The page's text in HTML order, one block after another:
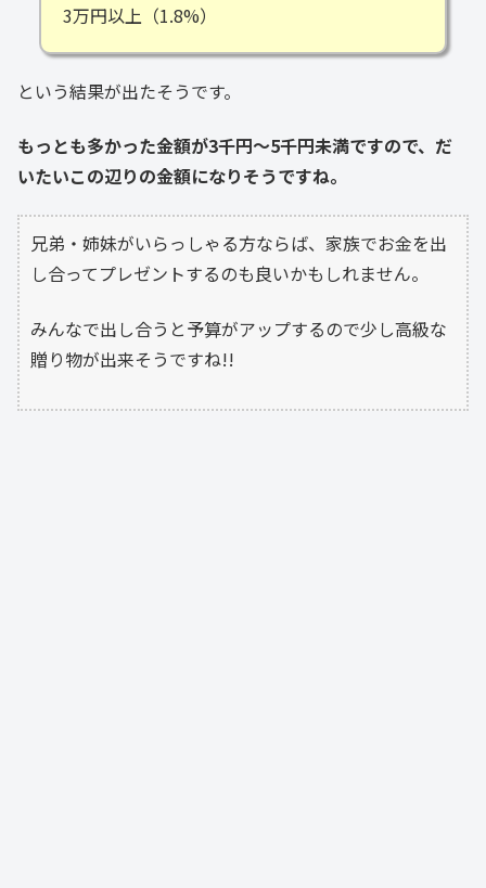
3万円以上（1.8%）
という結果が出たそうです。
もっとも多かった金額が3千円～5千円未満ですので、だ
いたいこの辺りの金額になりそうですね。
兄弟・姉妹がいらっしゃる方ならば、家族でお金を出
し合ってプレゼントするのも良いかもしれません。
みんなで出し合うと予算がアップするので少し高級な
贈り物が出来そうですね!!